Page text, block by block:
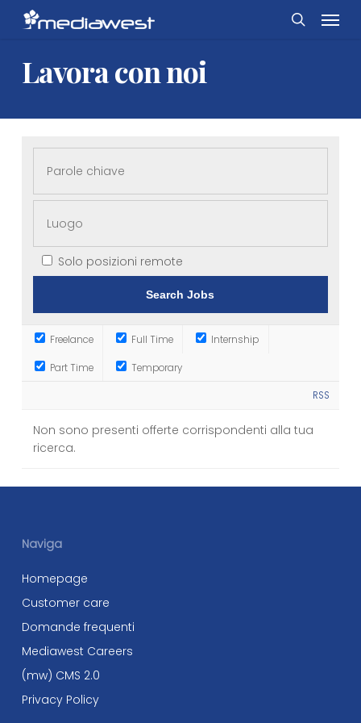
content
Menu
Lavoraconnoi
Solo posizioni remote
Freelance Full Time Internship
Part Time Temporary
RSS
Non sono presenti offerte corrispondenti alla tua
ricerca.
Naviga
Homepage
Customer care
Domande frequenti
Mediawest Careers
(mw) CMS 2.0
Privacy Policy